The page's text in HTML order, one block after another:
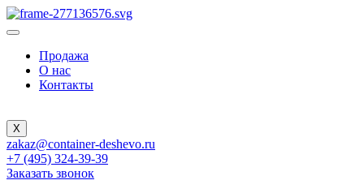
Продажа
О нас
Контакты
X
zakaz@container-deshevo.ru
+7 (495) 324-39-39
Заказать звонок